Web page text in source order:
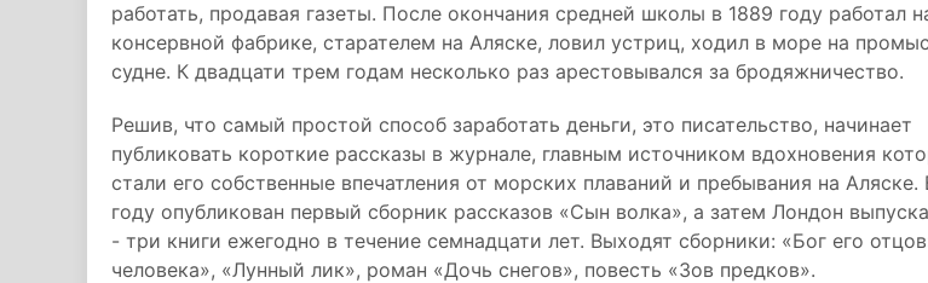
работать, продавая газеты. После окончания средней школы в 1889 году работал
консервной фабрике, старателем на Аляске, ловил устриц, ходил в море на
судне. К двадцати трем годам несколько раз арестовывался за бродяжничество.
Решив, что самый простой способ заработать деньги, это писательство, начинает
публиковать короткие рассказы в журнале, главным источником вдохновения
стали его собственные впечатления от морских плаваний и пребывания на Аляске.
году опубликован первый сборник рассказов «Сын волка», а затем Лондон
- три книги ежегодно в течение семнадцати лет. Выходят сборники: «Бог его
человека», «Лунный лик», роман «Дочь снегов», повесть «Зов предков».